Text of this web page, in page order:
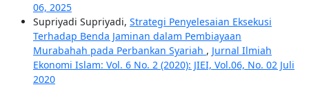
06, 2025
Supriyadi Supriyadi, Strategi Penyelesaian Eksekusi
Terhadap Benda Jaminan dalam Pembiayaan
Murabahah pada Perbankan Syariah , Jurnal Ilmiah
Ekonomi Islam: Vol. 6 No. 2 (2020): JIEI, Vol.06, No. 02 Juli
2020